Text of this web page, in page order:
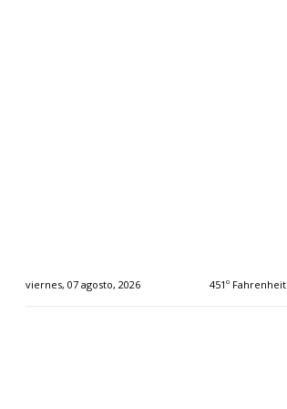
viernes, 07 agosto, 2026 451º Fahrenheit